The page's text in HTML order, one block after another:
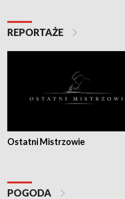
REPORTAŻE
Ostatni Mistrzowie
POGODA